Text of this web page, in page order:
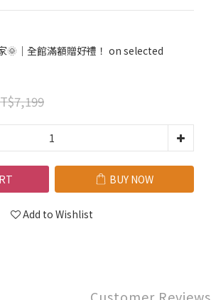
🌞｜全館滿額贈好禮！ on selected
BUY NOW
Add to Wishlist